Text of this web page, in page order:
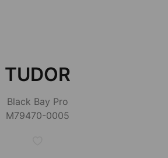
TUDOR
Black Bay Pro
M79470-0005